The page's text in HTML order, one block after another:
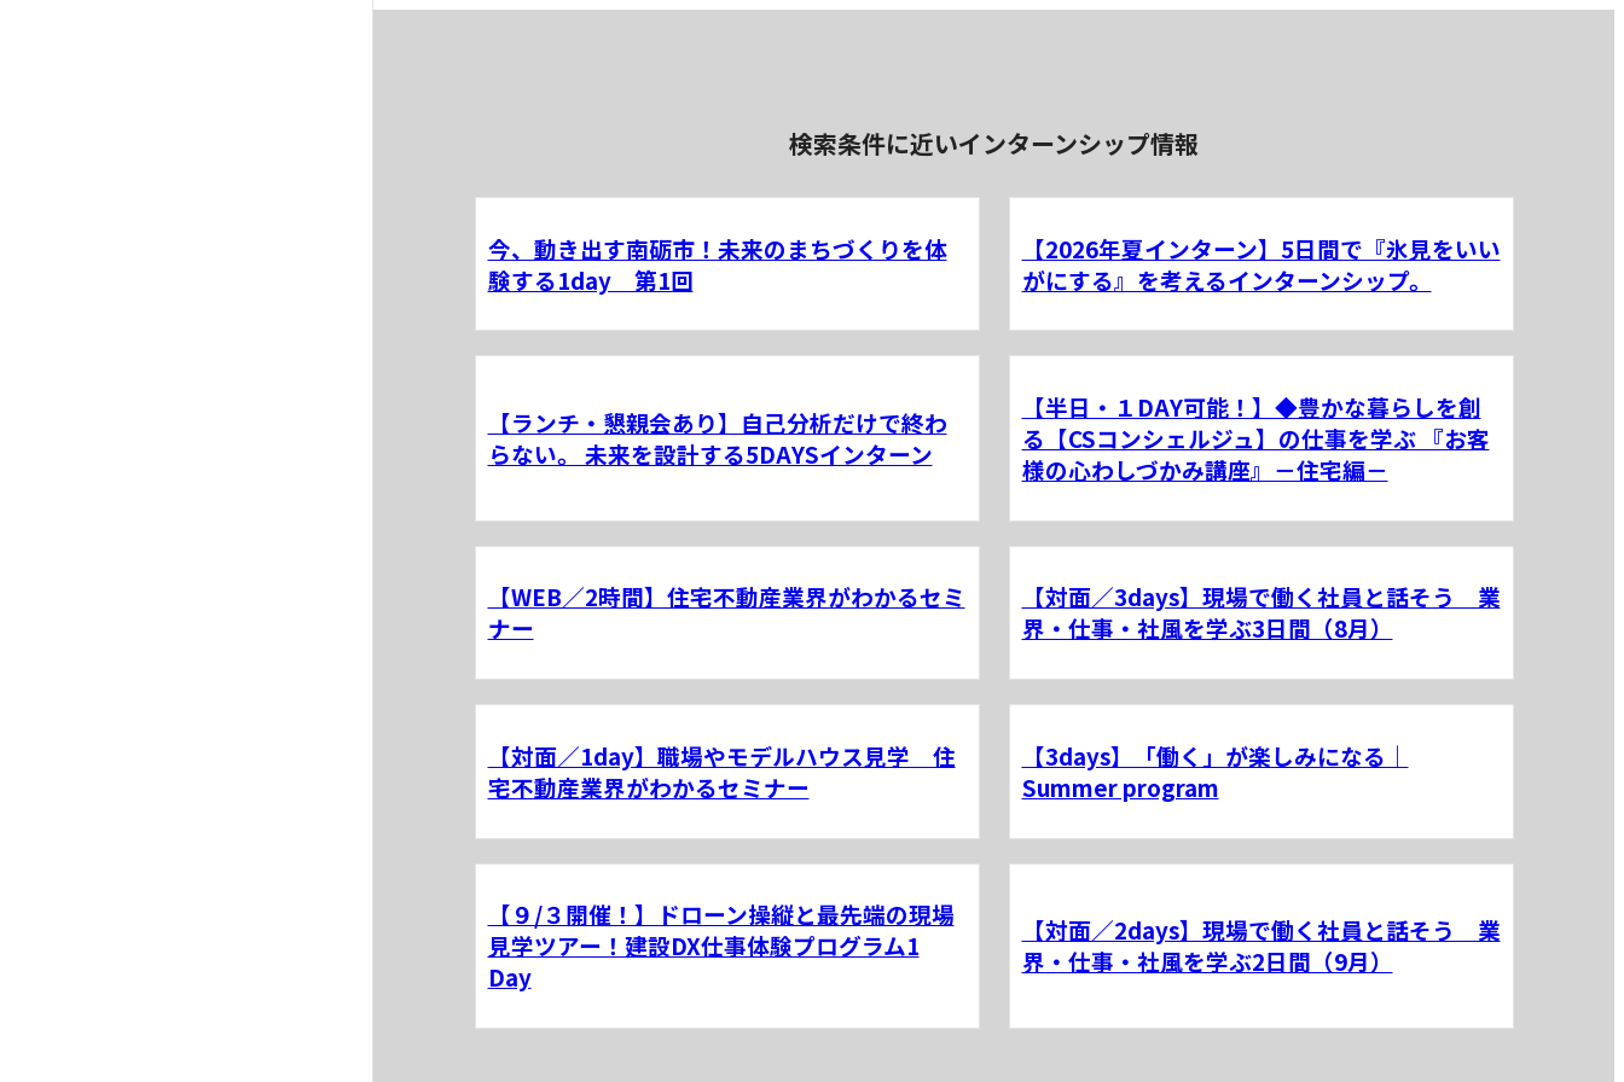
検索条件に近いインターンシップ情報
今、動き出す南砺市！未来のまちづくりを体
験する1day 第1回
【2026年夏インターン】5日間で『氷見をいい
がにする』を考えるインターンシップ。
【ランチ・懇親会あり】自己分析だけで終わ
らない。 未来を設計する5DAYSインターン
【半日・１DAY可能！】◆豊かな暮らしを創
る【CSコンシェルジュ】の仕事を学ぶ 『お客
様の心わしづかみ講座』－住宅編－
【WEB／2時間】住宅不動産業界がわかるセミ
ナー
【対面／3days】現場で働く社員と話そう 業
界・仕事・社風を学ぶ3日間（8月）
【対面／1day】職場やモデルハウス見学 住
宅不動産業界がわかるセミナー
【3days】「働く」が楽しみになる｜
Summer program
【９/３開催！】ドローン操縦と最先端の現場
見学ツアー！建設DX仕事体験プログラム1
Day
【対面／2days】現場で働く社員と話そう 業
界・仕事・社風を学ぶ2日間（9月）